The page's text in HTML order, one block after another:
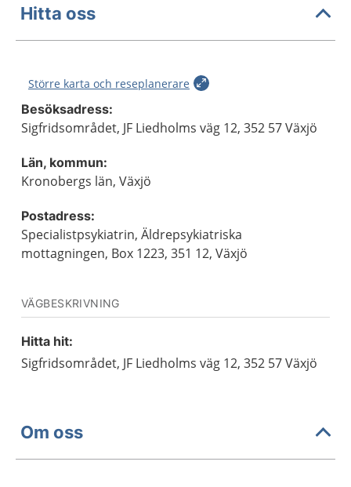
Hitta oss
Större karta och reseplanerare
Besöksadress:
Sigfridsområdet, JF Liedholms väg 12, 352 57 Växjö
Län, kommun:
Kronobergs län, Växjö
Postadress:
Specialistpsykiatrin, Äldrepsykiatriska
mottagningen, Box 1223, 351 12, Växjö
VÄGBESKRIVNING
Hitta hit:
Sigfridsområdet, JF Liedholms väg 12, 352 57 Växjö
Om oss